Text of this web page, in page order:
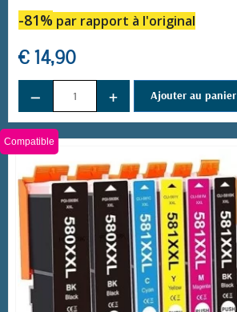
-81% par rapport à l'original
€ 14,90
− + Ajouter au panier
Compatible